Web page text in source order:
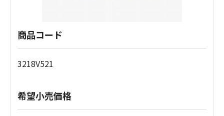
商品コード
3218V521
希望小売価格